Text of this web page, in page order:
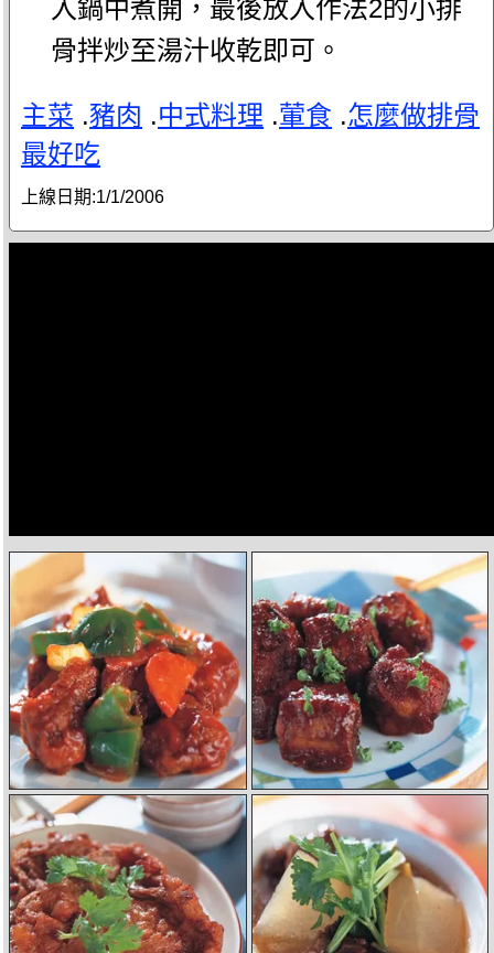
入鍋中煮開，最後放入作法2的小排
骨拌炒至湯汁收乾即可。
主菜 .豬肉 .中式料理 .葷食 .怎麼做排骨
最好吃
上線日期:1/1/2006